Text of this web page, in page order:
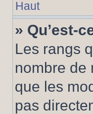
Haut
» Qu’est-
Les rangs
nombre de
que les
pas